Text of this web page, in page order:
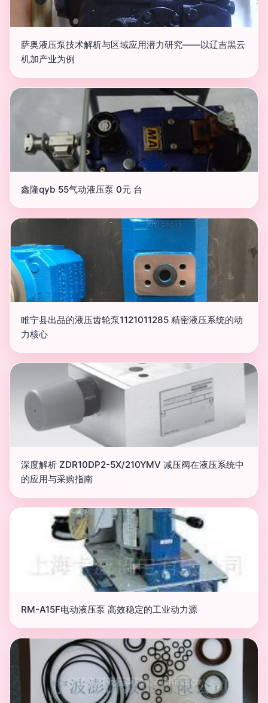
萨奥液压泵技术解析与区域应用潜力研究——以辽吉黑云
机加产业为例
鑫隆qyb 55气动液压泵 0元 台
睢宁县出品的液压齿轮泵1121011285 精密液压系统的动
力核心
深度解析 ZDR10DP2-5X/210YMV 减压阀在液压系统中
的应用与采购指南
RM-A15F电动液压泵 高效稳定的工业动力源